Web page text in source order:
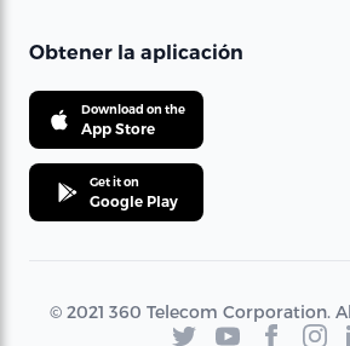
Obtener la aplicación
Download on the
App Store
Get it on
Google Play
© 2021 360 Telecom Corporation.